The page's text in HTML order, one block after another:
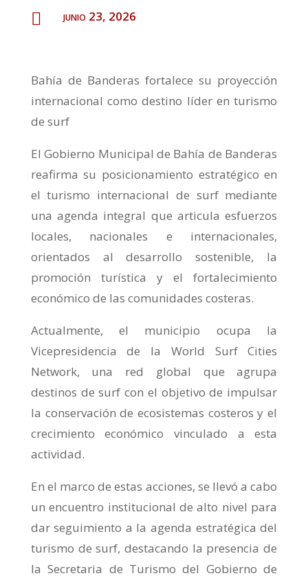
 junio 23, 2026
Bahía de Banderas fortalece su proyección
internacional como destino líder en turismo
de surf
El Gobierno Municipal de Bahía de Banderas
reafirma su posicionamiento estratégico en
el turismo internacional de surf mediante
una agenda integral que articula esfuerzos
locales, nacionales e internacionales,
orientados al desarrollo sostenible, la
promoción turística y el fortalecimiento
económico de las comunidades costeras.
Actualmente, el municipio ocupa la
Vicepresidencia de la World Surf Cities
Network, una red global que agrupa
destinos de surf con el objetivo de impulsar
la conservación de ecosistemas costeros y el
crecimiento económico vinculado a esta
actividad.
En el marco de estas acciones, se llevó a cabo
un encuentro institucional de alto nivel para
dar seguimiento a la agenda estratégica del
turismo de surf, destacando la presencia de
la Secretaria de Turismo del Gobierno de